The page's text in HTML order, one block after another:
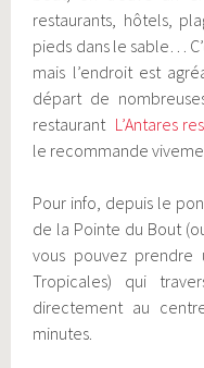
restaurants, hôtels,
pieds dans le sable…
mais l’endroit est
départ de
restaurant L’Antares
le recommande
Pour info, depuis le
de la Pointe du Bout
vous pouvez prendre
Tropicales) qui
directement au
minutes.